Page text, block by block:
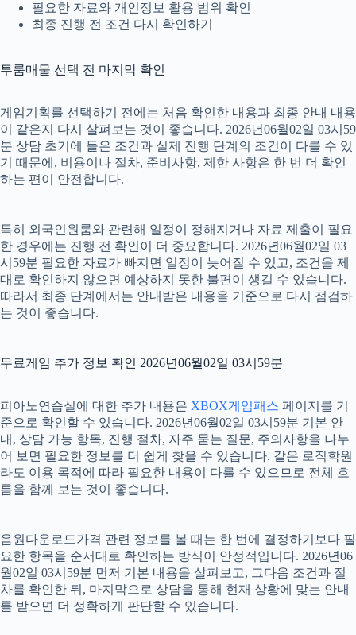
필요한 자료와 개인정보 활용 범위 확인
최종 진행 전 조건 다시 확인하기
투룸매물 선택 전 마지막 확인
게임기획를 선택하기 전에는 처음 확인한 내용과 최종 안내 내용
이 같은지 다시 살펴보는 것이 좋습니다. 2026년06월02일 03시59
분 상담 초기에 들은 조건과 실제 진행 단계의 조건이 다를 수 있
기 때문에, 비용이나 절차, 준비사항, 제한 사항은 한 번 더 확인
하는 편이 안전합니다.
특히 외국인원룸와 관련해 일정이 정해지거나 자료 제출이 필요
한 경우에는 진행 전 확인이 더 중요합니다. 2026년06월02일 03
시59분 필요한 자료가 빠지면 일정이 늦어질 수 있고, 조건을 제
대로 확인하지 않으면 예상하지 못한 불편이 생길 수 있습니다.
따라서 최종 단계에서는 안내받은 내용을 기준으로 다시 점검하
는 것이 좋습니다.
무료게임 추가 정보 확인 2026년06월02일 03시59분
피아노연습실에 대한 추가 내용은 XBOX게임패스 페이지를 기
준으로 확인할 수 있습니다. 2026년06월02일 03시59분 기본 안
내, 상담 가능 항목, 진행 절차, 자주 묻는 질문, 주의사항을 나누
어 보면 필요한 정보를 더 쉽게 찾을 수 있습니다. 같은 로직학원
라도 이용 목적에 따라 필요한 내용이 다를 수 있으므로 전체 흐
름을 함께 보는 것이 좋습니다.
음원다운로드가격 관련 정보를 볼 때는 한 번에 결정하기보다 필
요한 항목을 순서대로 확인하는 방식이 안정적입니다. 2026년06
월02일 03시59분 먼저 기본 내용을 살펴보고, 그다음 조건과 절
차를 확인한 뒤, 마지막으로 상담을 통해 현재 상황에 맞는 안내
를 받으면 더 정확하게 판단할 수 있습니다.